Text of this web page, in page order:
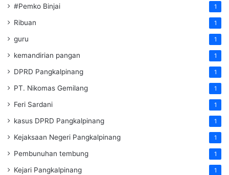
#Pemko Binjai 1
Ribuan 1
guru 1
kemandirian pangan 1
DPRD Pangkalpinang 1
PT. Nikomas Gemilang 1
Feri Sardani 1
kasus DPRD Pangkalpinang 1
Kejaksaan Negeri Pangkalpinang 1
Pembunuhan tembung 1
Kejari Pangkalpinang 1